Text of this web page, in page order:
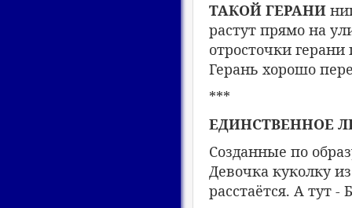
ТАКОЙ ГЕРАНИ
растут прямо на
отросточки
Герань хорошо
***
ЕДИНСТВЕННОЕ
Созданные по
Девочка куколку
расстаётся. А тут